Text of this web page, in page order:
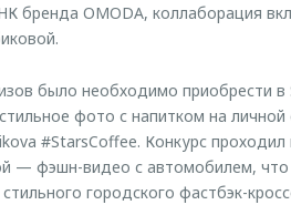
OMODA, коллаборация
было необходимо приобрести в
фото с напитком на
#StarsCoffee. Конкурс проходил
— фэшн-видео с автомобилем,
городского фастбэк-